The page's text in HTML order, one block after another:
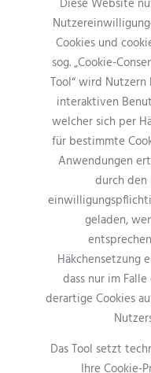
Cookies und
sog. „Cookie-
Tool“ wird
interaktiven
welcher sich per
für bestimmte
Anwendungen
durch den
geladen,
Häkchensetzung
dass nur im
derartige Cookies
Das Tool setzt
Ihre Cookie-